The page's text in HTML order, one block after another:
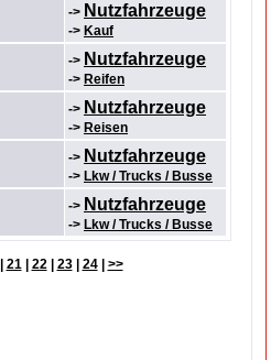
-> Nutzfahrzeuge
-> Kauf
-> Nutzfahrzeuge
-> Reifen
-> Nutzfahrzeuge
-> Reisen
-> Nutzfahrzeuge
-> Lkw / Trucks / Busse
-> Nutzfahrzeuge
-> Lkw / Trucks / Busse
21| 22| 23| 24| >>